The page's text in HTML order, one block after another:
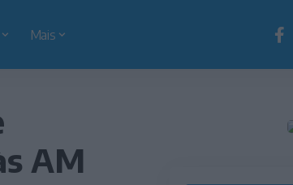
Mais
AM